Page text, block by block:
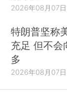
2026年08月07日
特朗普坚称
充足 但不会
多
2026年08月07日